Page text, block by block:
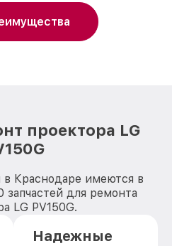
проектора LG
Краснодаре имеются в
запчастей для ремонта
LG PV150G.
Надежные